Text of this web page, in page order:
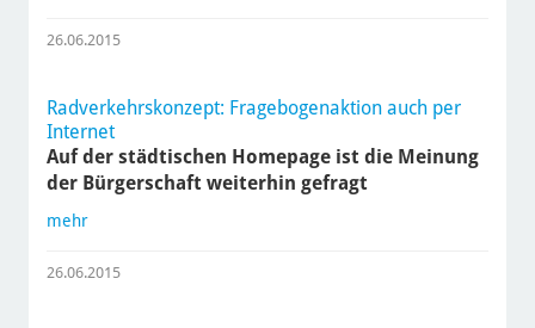
26.06.2015
Radverkehrskonzept: Fragebogenaktion auch per
Internet
Auf der städtischen Homepage ist die Meinung
der Bürgerschaft weiterhin gefragt
mehr
26.06.2015